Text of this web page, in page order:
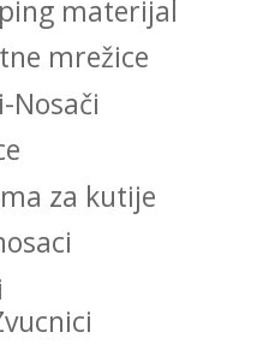
materijal
mrežice
Nosači
za kutije